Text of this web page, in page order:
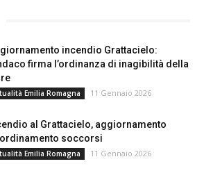
incendio Grattacielo:
firma l’ordinanza di inagibilità della
Emilia Romagna 11 Gennaio 2026
al Grattacielo, aggiornamento
soccorsi
Emilia Romagna 11 Gennaio 2026